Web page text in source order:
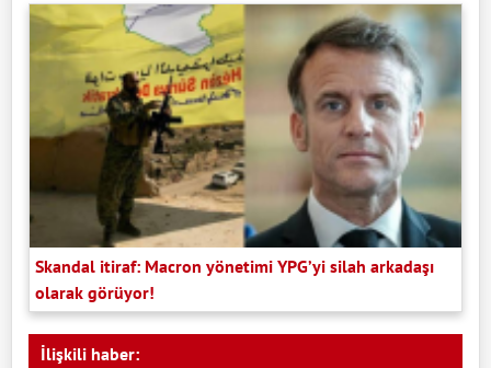
Skandal itiraf: Macron yönetimi YPG’yi silah arkadaşı
olarak görüyor!
İlişkili haber: